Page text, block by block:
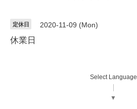
定休日 2020-11-09 (Mon)
休業日
Select Language
▼